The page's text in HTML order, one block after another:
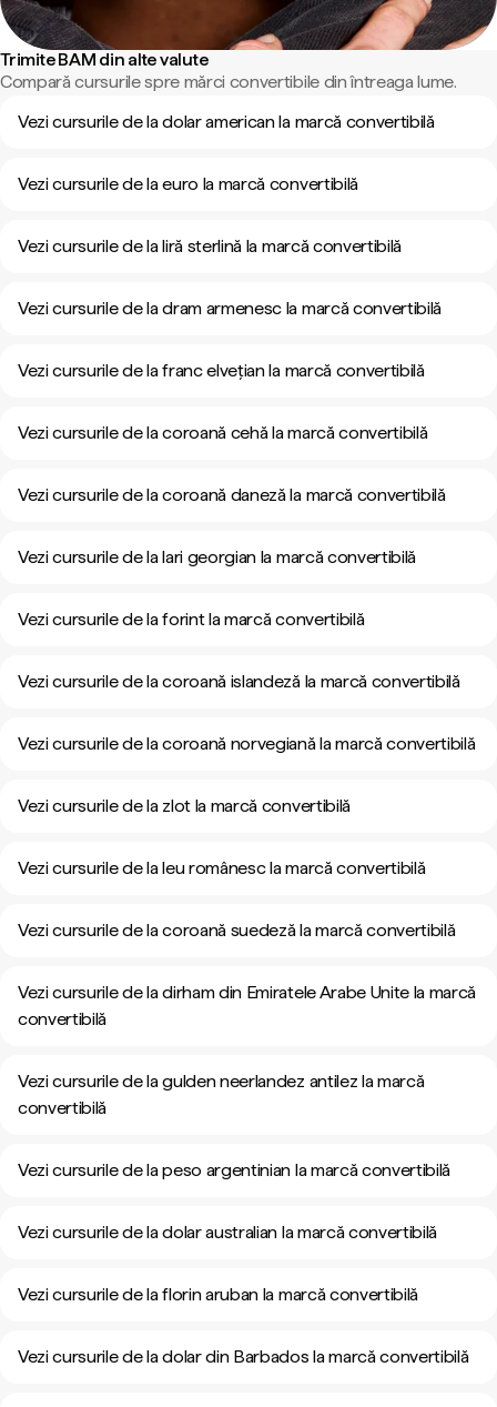
Trimite BAM din alte valute
Compară cursurile spre mărci convertibile din întreaga lume.
Vezi cursurile de la dolar american la marcă convertibilă
Vezi cursurile de la euro la marcă convertibilă
Vezi cursurile de la liră sterlină la marcă convertibilă
Vezi cursurile de la dram armenesc la marcă convertibilă
Vezi cursurile de la franc elvețian la marcă convertibilă
Vezi cursurile de la coroană cehă la marcă convertibilă
Vezi cursurile de la coroană daneză la marcă convertibilă
Vezi cursurile de la lari georgian la marcă convertibilă
Vezi cursurile de la forint la marcă convertibilă
Vezi cursurile de la coroană islandeză la marcă convertibilă
Vezi cursurile de la coroană norvegiană la marcă convertibilă
Vezi cursurile de la zlot la marcă convertibilă
Vezi cursurile de la leu românesc la marcă convertibilă
Vezi cursurile de la coroană suedeză la marcă convertibilă
Vezi cursurile de la dirham din Emiratele Arabe Unite la marcă
convertibilă
Vezi cursurile de la gulden neerlandez antilez la marcă
convertibilă
Vezi cursurile de la peso argentinian la marcă convertibilă
Vezi cursurile de la dolar australian la marcă convertibilă
Vezi cursurile de la florin aruban la marcă convertibilă
Vezi cursurile de la dolar din Barbados la marcă convertibilă